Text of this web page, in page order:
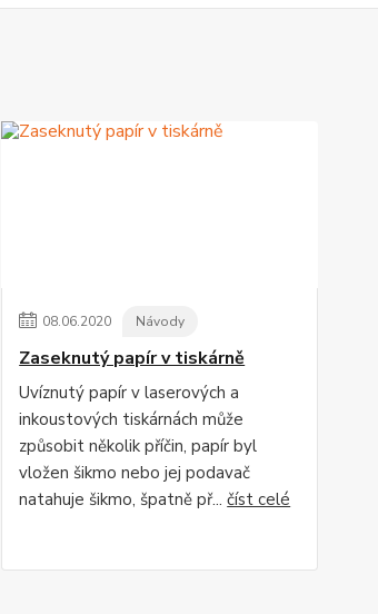
08.06.2020 Návody
Zaseknutý papír v tiskárně
Uvíznutý papír v laserových a
inkoustových tiskárnách může
způsobit několik příčin, papír byl
vložen šikmo nebo jej podavač
natahuje šikmo, špatně př...číst celé